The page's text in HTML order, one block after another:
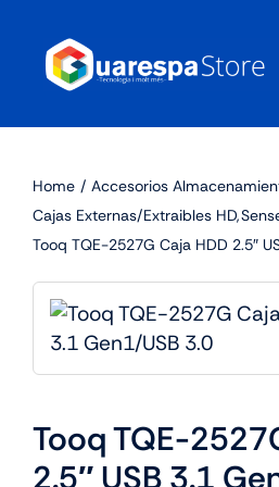
content
Home
Accesorios
Cajas Externas/Extraibles HD
Tooq TQE-2527G Caja HDD 2.5″
Tooq TQE-
2.5″ USB 3.1